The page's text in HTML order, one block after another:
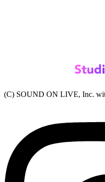
(C) SOUND ON LIVE, Inc.